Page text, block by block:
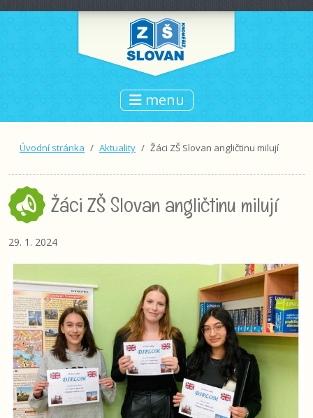
menu
Úvodní stránka Aktuality Žáci ZŠ Slovan angličtinu milují
Žáci ZŠ Slovan angličtinu milují
29. 1. 2024